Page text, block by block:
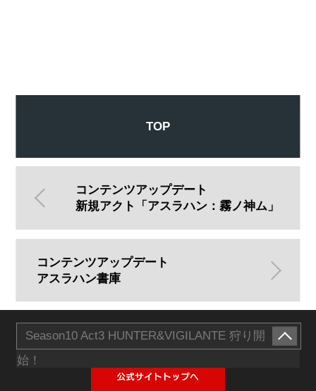
コンテンツアップデート
新規アクト「アスラハン：霧ノ神ム」
TOP
コンテンツアップデート
アスラハン書庫
Season10 Act3 HUNTER&VIGILANTE 狩り開
始！